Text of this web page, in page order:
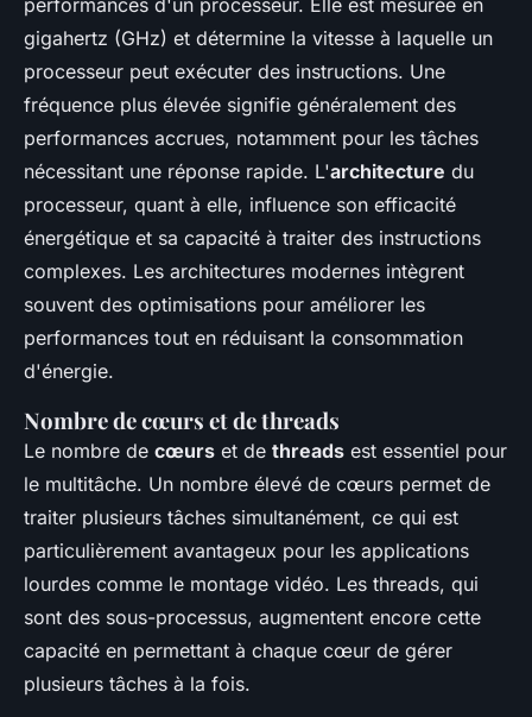
performances d'un processeur. Elle est mesurée en
gigahertz (GHz) et détermine la vitesse à laquelle un
processeur peut exécuter des instructions. Une
fréquence plus élevée signifie généralement des
performances accrues, notamment pour les tâches
nécessitant une réponse rapide. L'architecture du
processeur, quant à elle, influence son efficacité
énergétique et sa capacité à traiter des instructions
complexes. Les architectures modernes intègrent
souvent des optimisations pour améliorer les
performances tout en réduisant la consommation
d'énergie.
Nombre de cœurs et de threads
Le nombre de cœurs et de threads est essentiel pour
le multitâche. Un nombre élevé de cœurs permet de
traiter plusieurs tâches simultanément, ce qui est
particulièrement avantageux pour les applications
lourdes comme le montage vidéo. Les threads, qui
sont des sous-processus, augmentent encore cette
capacité en permettant à chaque cœur de gérer
plusieurs tâches à la fois.